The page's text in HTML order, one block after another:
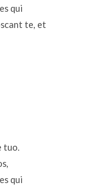
qui
te, et
tuo.
qui